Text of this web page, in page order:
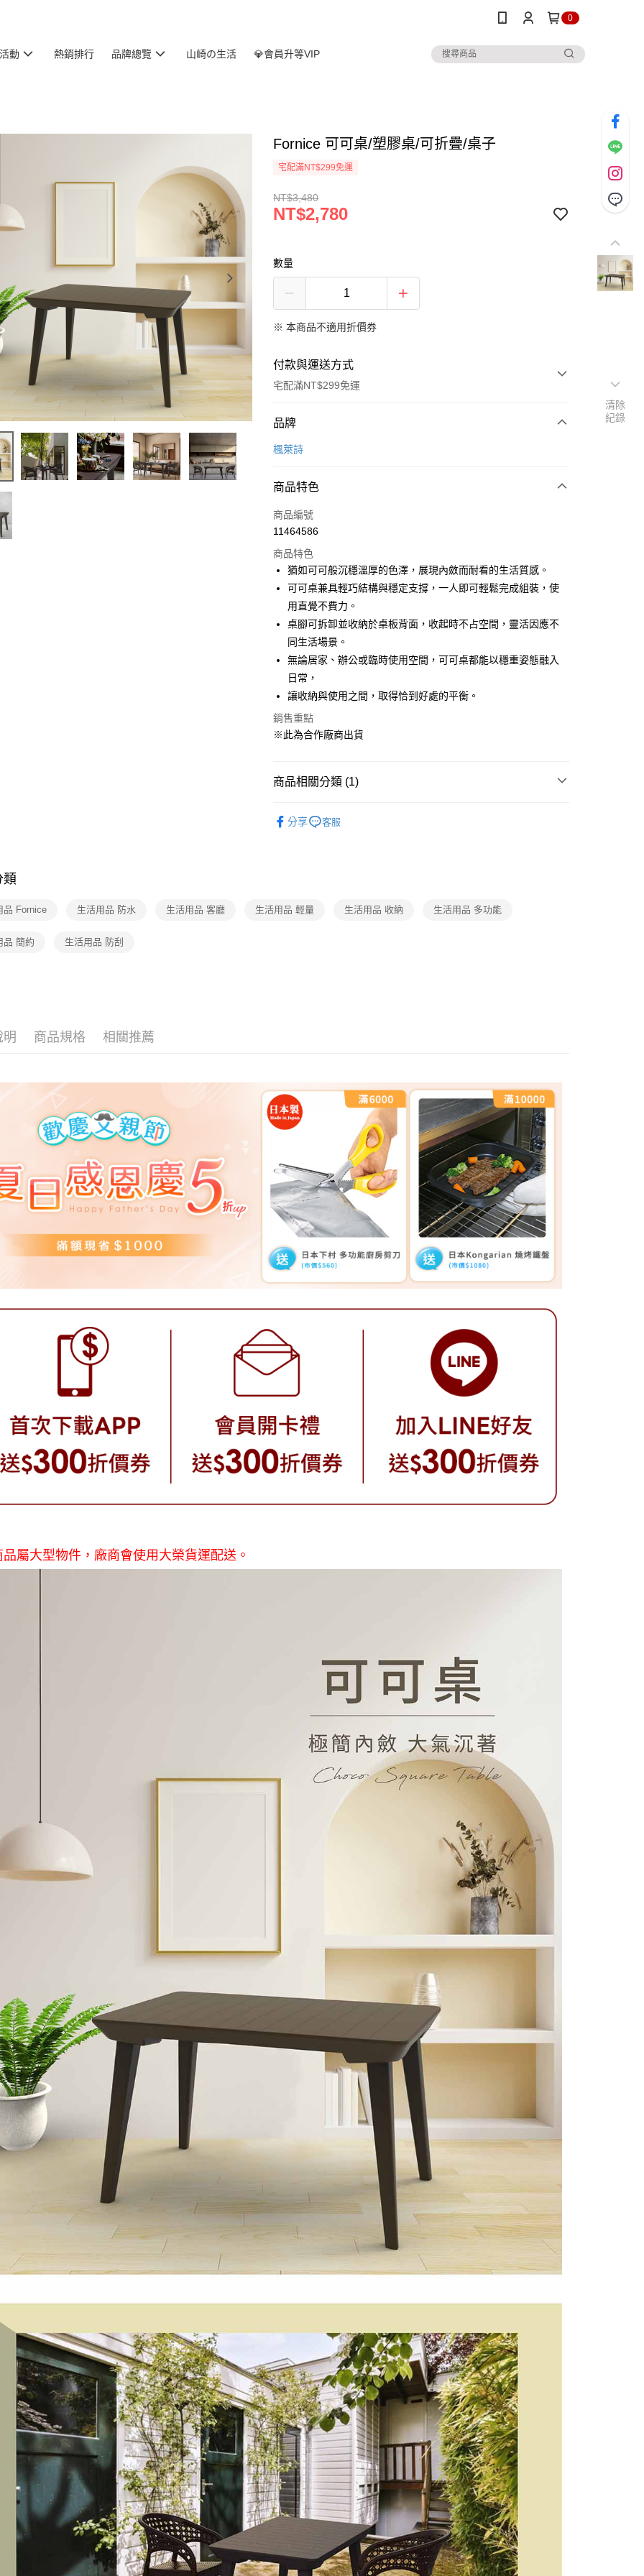
0
動 熱銷排行 品牌總覽 山崎の生活 💎會員升等VIP
Fornice 可可桌/塑膠桌/可折疊/桌子
宅配滿NT$299免運
NT$3,480
NT$2,780
數量
※ 本商品不適用折價券
付款與運送方式
宅配滿NT$299免運
付款方式
信用卡一次付款
悠遊付
Google Pay
全盈+PAY
大哥付你分期
相關說明
【大哥付你分期使用說明】
2.付款方式選擇「大哥付你分期」，訂單成立後會自動跳轉到大哥付的交易
流程，驗證手機門號後，選擇欲分期的期數、繳款截止日，確認付款後即
完成交易。
3.實際核准額度、可分期數及費用金額請依後續交易確認頁面所載為準。
4.訂單成立30分鐘內，如未前往確認交易或遇審核未通過，訂單將自動取
消。如遇「轉專審核」未通過狀況，表示未達大哥付你分期系統評分，恕
無法說明評估內容。
醒簡訊。
用，由本公司與您本人進行分期帳單所需資料之確認、核對及更正。
ATM付款
運送方式
宅配【父親節大回饋】限時$299免運
每筆NT$150，滿NT$299(含以上)免運費
品牌
楓萊詩
商品特色
商品編號
11464586
商品特色
猶如可可般沉穩溫厚的色澤，展現內斂而耐看的生活質感。
可可桌兼具輕巧結構與穩定支撐，一人即可輕鬆完成組裝，使
用直覺不費力。
桌腳可拆卸並收納於桌板背面，收起時不占空間，靈活因應不
同生活場景。
無論居家、辦公或臨時使用空間，可可桌都能以穩重姿態融入
日常，
讓收納與使用之間，取得恰到好處的平衡。
銷售重點
※此為合作廠商出貨
商品相關分類 (1)
分享
客服
類
品 Fornice 生活用品 防水 生活用品 客廳 生活用品 輕量 生活用品 收納 生活用品 多功能
品 簡約 生活用品 防刮
明 商品規格 相關推薦
屬大型物件，廠商會使用大榮貨運配送。
清除
紀錄